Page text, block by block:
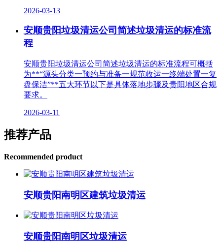
2026-03-13
安顺贵阳垃圾清运公司简述垃圾清运的标准流
程
安顺贵阳垃圾清运公司简述垃圾清运的标准流程可概括
为**“源头分类一预约与准备一规范收运一终端处置一复
盘保洁”**五大环节以下是具体落地步骤及贵阳地区合规
要求。
2026-03-11
推荐产品
Recommended product
安顺贵阳南明区建筑垃圾清运
安顺贵阳南明区垃圾清运